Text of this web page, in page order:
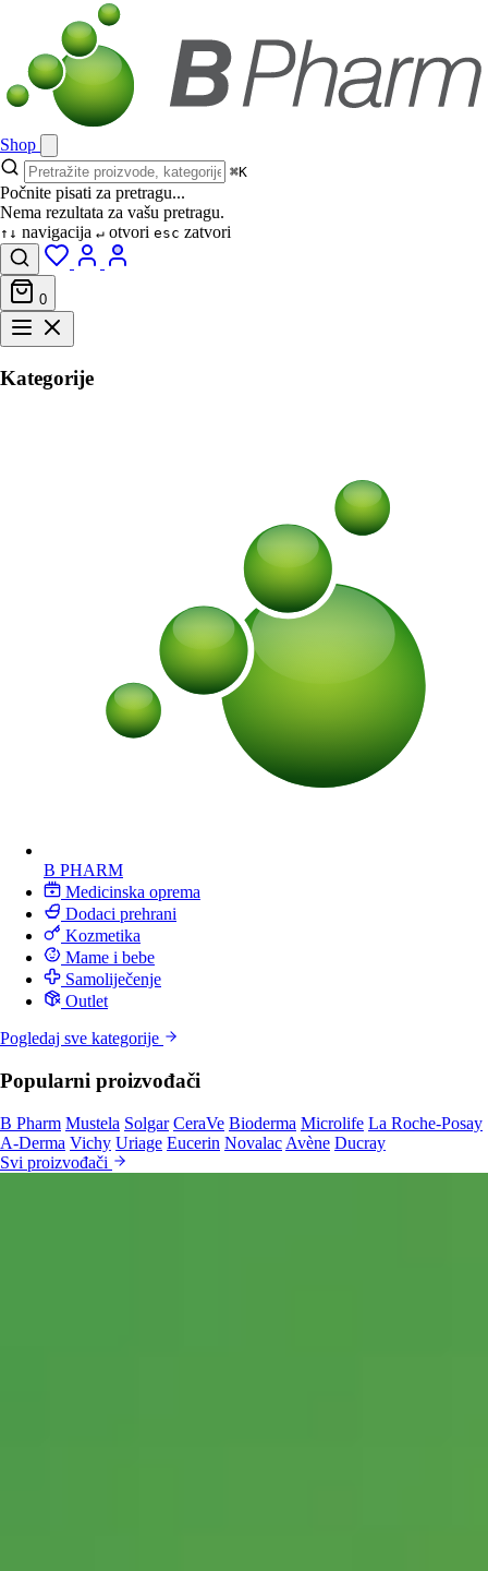
Shop
⌘K
Počnite pisati za pretragu...
Nema rezultata za vašu pretragu.
↑↓ navigacija ↵ otvori esc zatvori
0
Kategorije
B PHARM
Medicinska oprema
Dodaci prehrani
Kozmetika
Mame i bebe
Samoliječenje
Outlet
Pogledaj sve kategorije
Popularni proizvođači
B Pharm Mustela Solgar CeraVe Bioderma Microlife La Roche-Posay
A-Derma Vichy Uriage Eucerin Novalac Avène Ducray
Svi proizvođači